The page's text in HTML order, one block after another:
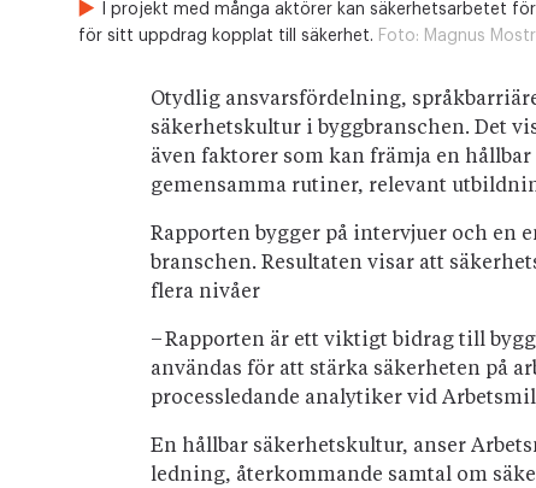
I projekt med många aktörer kan säkerhetsarbetet
för sitt uppdrag kopplat till säkerhet. Foto: Magnus
Otydlig ansvarsfördelning,
säkerhetskultur i byggbranschen. Det
även faktorer som kan främja en
gemensamma rutiner, relevant
Rapporten bygger på intervjuer och en
branschen. Resultaten visar att
flera nivåer
– Rapporten är ett viktigt bidrag till
användas för att stärka säkerheten på
processledande analytiker vid
En hållbar säkerhetskultur, anser
ledning, återkommande samtal om